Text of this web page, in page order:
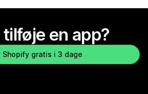
en app?
Shopify gratis i 3 dage